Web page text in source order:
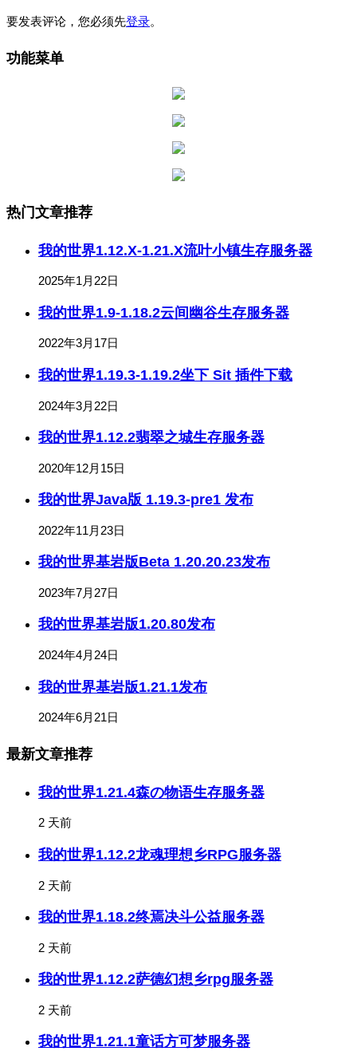
要发表评论，您必须先登录。
功能菜单
热门文章推荐
我的世界1.12.X-1.21.X流叶小镇生存服务器
2025年1月22日
我的世界1.9-1.18.2云间幽谷生存服务器
2022年3月17日
我的世界1.19.3-1.19.2坐下 Sit 插件下载
2024年3月22日
我的世界1.12.2翡翠之城生存服务器
2020年12月15日
我的世界Java版 1.19.3-pre1 发布
2022年11月23日
我的世界基岩版Beta 1.20.20.23发布
2023年7月27日
我的世界基岩版1.20.80发布
2024年4月24日
我的世界基岩版1.21.1发布
2024年6月21日
最新文章推荐
我的世界1.21.4森の物语生存服务器
2 天前
我的世界1.12.2龙魂理想乡RPG服务器
2 天前
我的世界1.18.2终焉决斗公益服务器
2 天前
我的世界1.12.2萨德幻想乡rpg服务器
2 天前
我的世界1.21.1童话方可梦服务器